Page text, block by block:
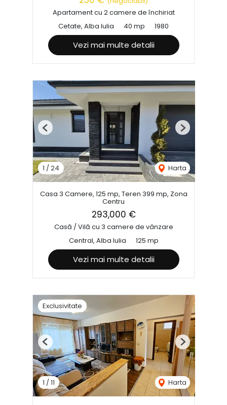
Apartament cu 2 camere de închiriat
Cetate, Alba Iulia
40 mp 1980
Vezi mai multe detalii
1 / 24 Harta
Previous Next
Casa 3 Camere, 125 mp, Teren 399 mp, Zona
Centru
293,000 €
Casă / Vilă cu 3 camere de vânzare
Central, Alba Iulia
125 mp
Vezi mai multe detalii
Exclusivitate
1 /11 Harta
Previous Next